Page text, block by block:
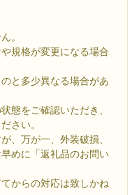
。
規格が変更になる場合
と多少異なる場合があ
態をご確認いただき、
さい。
、万が一、外装破損、
めに「返礼品のお問い
からの対応は致しかね